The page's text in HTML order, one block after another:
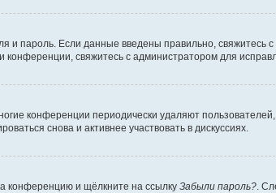
и пароль. Если данные введены правильно, свяжитесь
свяжитесь с администратором для
конференции периодически удаляют
снова и активнее участвовать в дискуссиях.
конференцию и щёлкните на ссылку Забыли пароль?.